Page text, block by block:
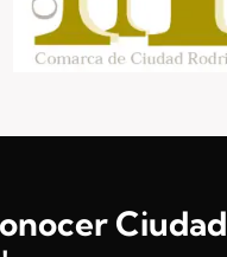
Ciudad